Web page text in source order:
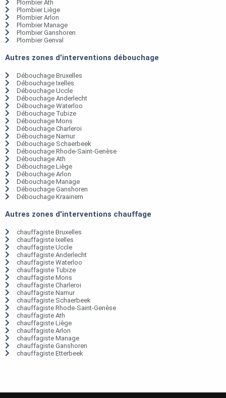
Plombier Ath
Plombier Liège
Plombier Arlon
Plombier Manage
Plombier Ganshoren
Plombier Genval
Autres zones d'interventions débouchage
Débouchage Bruxelles
Débouchage Ixelles
Débouchage Uccle
Débouchage Anderlecht
Débouchage Waterloo
Débouchage Tubize
Débouchage Mons
Débouchage Charleroi
Débouchage Namur
Débouchage Schaerbeek
Débouchage Rhode-Saint-Genèse
Débouchage Ath
Débouchage Liège
Débouchage Arlon
Débouchage Manage
Débouchage Ganshoren
Débouchage Kraainem
Autres zones d'interventions chauffage
chauffagiste Bruxelles
chauffagiste Ixelles
chauffagiste Uccle
chauffagiste Anderlecht
chauffagiste Waterloo
chauffagiste Tubize
chauffagiste Mons
chauffagiste Charleroi
chauffagiste Namur
chauffagiste Schaerbeek
chauffagiste Rhode-Saint-Genèse
chauffagiste Ath
chauffagiste Liège
chauffagiste Arlon
chauffagiste Manage
chauffagiste Ganshoren
chauffagiste Etterbeek